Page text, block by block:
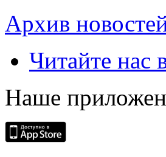
Архив
Читайте нас
Наше